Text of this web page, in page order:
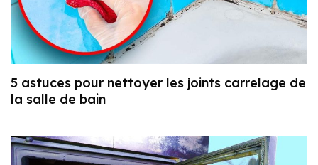
5 astuces pour nettoyer les joints carrelage de
la salle de bain